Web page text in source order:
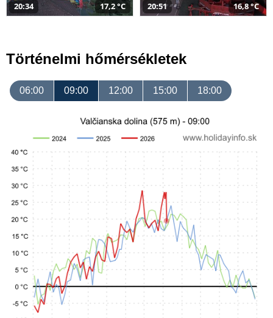
20:34 17,2 °C 20:51 16,8 °C
Történelmi hőmérsékletek
06:00 09:00 12:00 15:00 18:00